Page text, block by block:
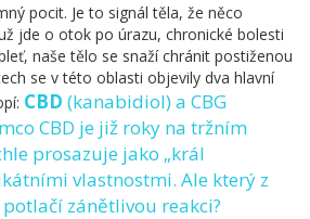
pocit. Je to signál těla, že něco
jde o otok po úrazu, chronické bolesti
naše tělo se snaží chránit postiženou
se v této oblasti objevily dva hlavní
CBD (kanabidiol) a CBG
CBD je již roky na tržním
prosazuje jako „král
vlastnostmi. Ale který z
zánětlivou reakci?